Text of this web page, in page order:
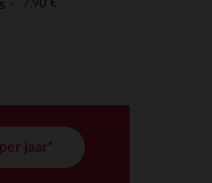
en zorgt ervoor dat aan
7,90 €
jaar*